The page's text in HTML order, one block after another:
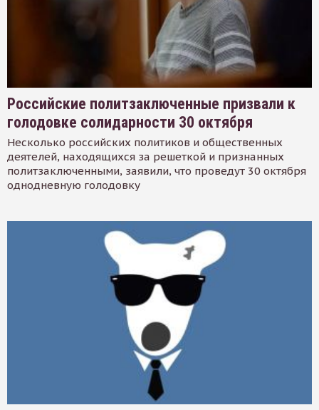
Российские политзаключенные призвали к
голодовке солидарности 30 октября
Несколько российских политиков и общественных
деятелей, находящихся за решеткой и признанных
политзаключенными, заявили, что проведут 30 октября
однодневную голодовку